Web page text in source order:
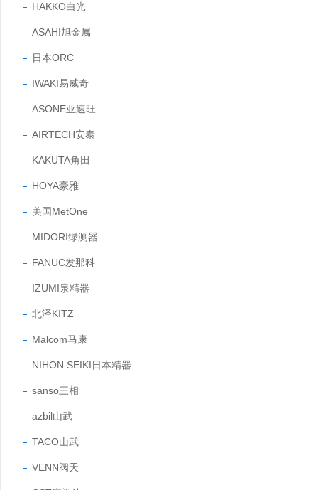
HAKKO白光
ASAHI旭金属
日本ORC
IWAKI易威奇
ASONE亚速旺
AIRTECH安泰
KAKUTA角田
HOYA豪雅
美国MetOne
MIDORI绿测器
FANUC发那科
IZUMI泉精器
北泽KITZ
Malcom马康
NIHON SEIKI日本精器
sanso三相
azbil山武
TACO山武
VENN阀天